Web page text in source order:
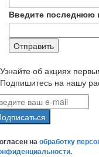
Введите последнюю
Узнайте об акциях
Подпишитесь на нашу
наобработку
.